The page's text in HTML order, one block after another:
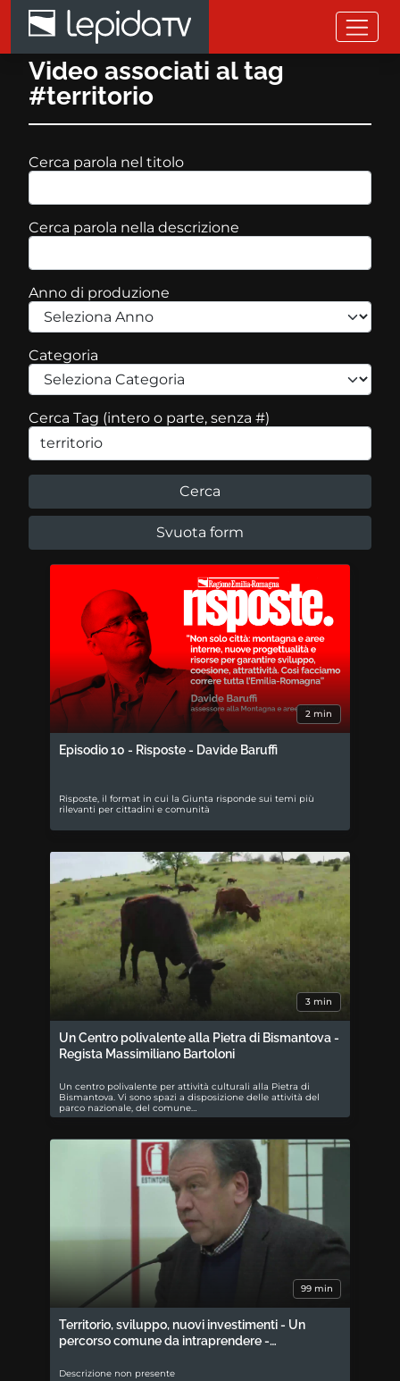
Salta al contenuto principale
Video associati al tag
#territorio
2 min
Episodio 10 - Risposte - Davide Baruffi
Risposte, il format in cui la Giunta risponde sui temi più
rilevanti per cittadini e comunità
3 min
Un Centro polivalente alla Pietra di Bismantova -
Regista Massimiliano Bartoloni
Un centro polivalente per attività culturali alla Pietra di
Bismantova. Vi sono spazi a disposizione delle attività del
parco nazionale, del comune…
99 min
Territorio, sviluppo, nuovi investimenti - Un
percorso comune da intraprendere -…
Descrizione non presente
Cerca parola nel titolo
Cerca parola nella descrizione
Anno di produzione
Categoria
Cerca Tag (intero o parte, senza #)